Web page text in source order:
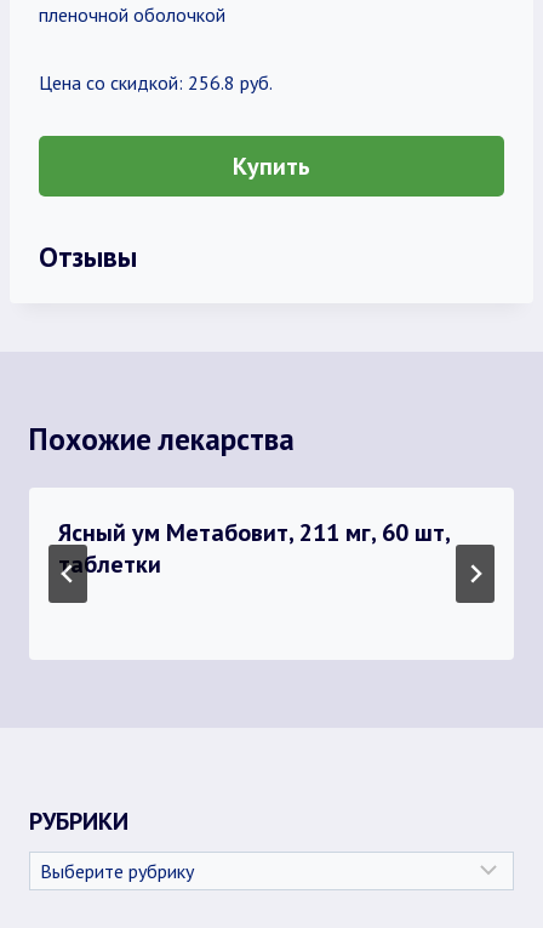
пленочной оболочкой
Цена со скидкой: 256.8 руб.
Купить
Отзывы
Похожие лекарства
Ясный ум Метабовит, 211 мг, 60 шт,
таблетки
РУБРИКИ
Рубрики